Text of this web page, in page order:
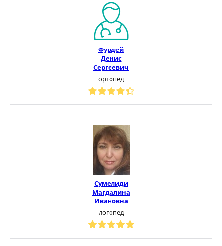
Фурдей
Денис
Сергеевич
ортопед
Сумелиди
Магдалина
Ивановна
логопед